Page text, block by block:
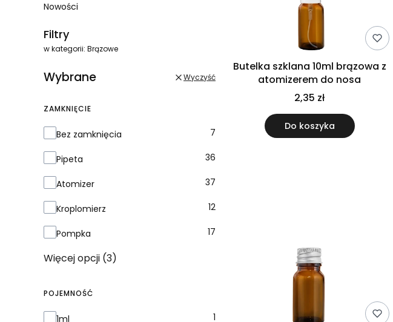
Nowości
Filtry
w kategorii: Brązowe
Wybrane Wyczyść
ZAMKNIĘCIE
Zamknięcie
Bez zamknięcia 7
Pipeta 36
Atomizer 37
Kroplomierz 12
Pompka 17
Więcej opcji (3)
POJEMNOŚĆ
Pojemność
1ml 1
Butelka szklana 10ml brązowa z
atomizerem do nosa
2,35 zł
Do koszyka